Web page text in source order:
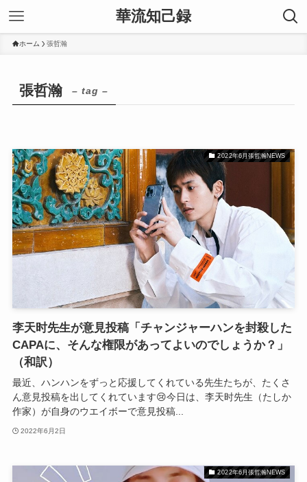
華流知己録
ホーム 張哲瀚
張哲瀚 – tag –
2022年6月張哲瀚NEWS
李天时先生が意見投稿「チャンジャーハンを封殺した
CAPAに、そんな権限があってよいのでしょうか？」
（和訳）
最近、ハンハンをずっと応援してくれている先生たちが、たくさ
ん意見投稿を出してくれています😢今日は、李天时先生（たしか
作家）が自身のウエイボーで意見投稿...
2022年6月2日
2022年6月張哲瀚NEWS